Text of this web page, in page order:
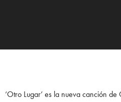
‘Otro Lugar’ es la nueva canción